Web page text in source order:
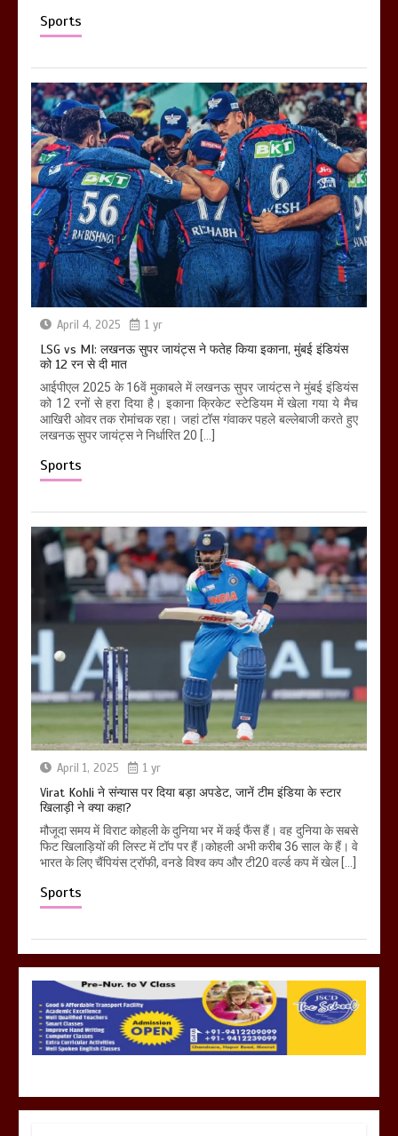
Sports
April 4, 2025 1 yr
LSG vs MI: लखनऊ सुपर जायंट्स ने फतेह किया इकाना, मुंबई इंडियंस
को 12 रन से दी मात
आईपीएल 2025 के 16वें मुकाबले में लखनऊ सुपर जायंट्स ने मुंबई इंडियंस
को 12 रनों से हरा दिया है। इकाना क्रिकेट स्टेडियम में खेला गया ये मैच
आखिरी ओवर तक रोमांचक रहा। जहां टॉस गंवाकर पहले बल्लेबाजी करते हुए
लखनऊ सुपर जायंट्स ने निर्धारित 20 […]
Sports
April 1, 2025 1 yr
Virat Kohli ने संन्यास पर दिया बड़ा अपडेट, जानें टीम इंडिया के स्टार
खिलाड़ी ने क्या कहा?
मौजूदा समय में विराट कोहली के दुनिया भर में कई फैंस हैं। वह दुनिया के सबसे
फिट खिलाड़ियों की लिस्ट में टॉप पर हैं।कोहली अभी करीब 36 साल के हैं। वे
भारत के लिए चैंपियंस ट्रॉफी, वनडे विश्व कप और टी20 वर्ल्ड कप में खेल […]
Sports